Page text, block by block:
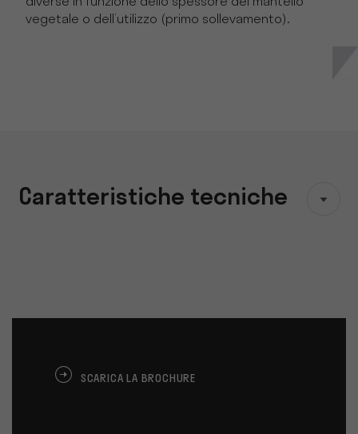
vegetale o dell’utilizzo (primo sollevamento).
Caratteristiche tecniche
SCARICA LA BROCHURE